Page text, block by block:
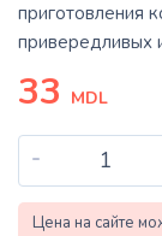
приготовления
привередливых
33 MDL
-
Цена на сайте